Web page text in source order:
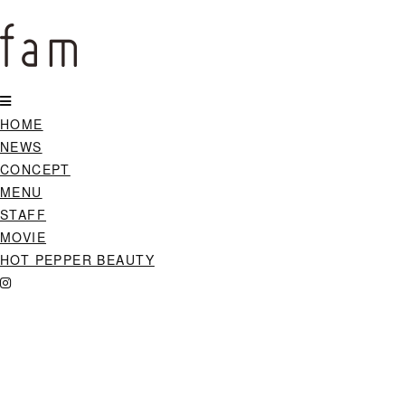
HOME
NEWS
CONCEPT
MENU
STAFF
MOVIE
HOT PEPPER BEAUTY